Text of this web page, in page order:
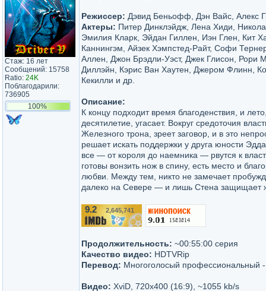
Стаж: 16 лет
Сообщений: 15758
Ratio: 24K
Поблагодарили:
736905
100%
Режиссер: Дэвид Беньофф, Дэн Вайс, Алекс
Актеры: Питер Динклэйдж, Лена Хиди,
Эмилия Кларк, Эйдан Гиллен, Иэн Глен, Кит
Каннингэм, Айзек Хэмпстед-Райт, Софи
Аллен, Джон Брэдли-Уэст, Джек Глисон, Рори
Диллэйн, Кэрис Ван Хаутен, Джером Флинн,
Кекилли и др.
Описание:
К концу подходит время благоденствия, и
десятилетие, угасает. Вокруг средоточия
Железного трона, зреет заговор, и в это
решает искать поддержки у друга юности
все — от короля до наемника — рвутся к
готовы вонзить нож в спину, есть место и
любви. Между тем, никто не замечает
далеко на Севере — и лишь Стена защищает
9.2 2,645,741
Продолжительность: ~00:55:00 серия
Качество видео: HDTVRip
Перевод: Многоголосый профессиональный
Видео: XviD, 720х400 (16:9), ~1055 kb/s